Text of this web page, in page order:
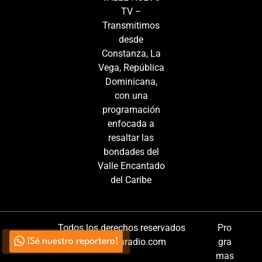
TV –
Transmitimos
desde
Constanza, La
Vega, República
Dominicana,
con una
programación
enfocada a
resaltar las
bondades del
Valle Encantado
del Caribe
Todos los derechos reservados
Generacionradio.com
Pro
gra
mas
¡Sé nuestro reportero!